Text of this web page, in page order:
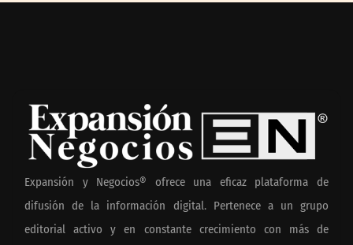
Expansión y Negocios® ofrece una eficaz plataforma de
difusión de la información digital. Pertenece a un grupo
editorial activo y en constante crecimiento con más de